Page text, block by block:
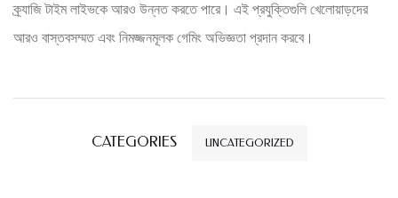
ক্র্যাজি টাইম লাইভকে আরও উন্নত করতে পারে। এই প্রযুক্তিগুলি খেলোয়াড়দের
আরও বাস্তবসম্মত এবং নিমজ্জনমূলক গেমিং অভিজ্ঞতা প্রদান করবে।
CATEGORIES UNCATEGORIZED